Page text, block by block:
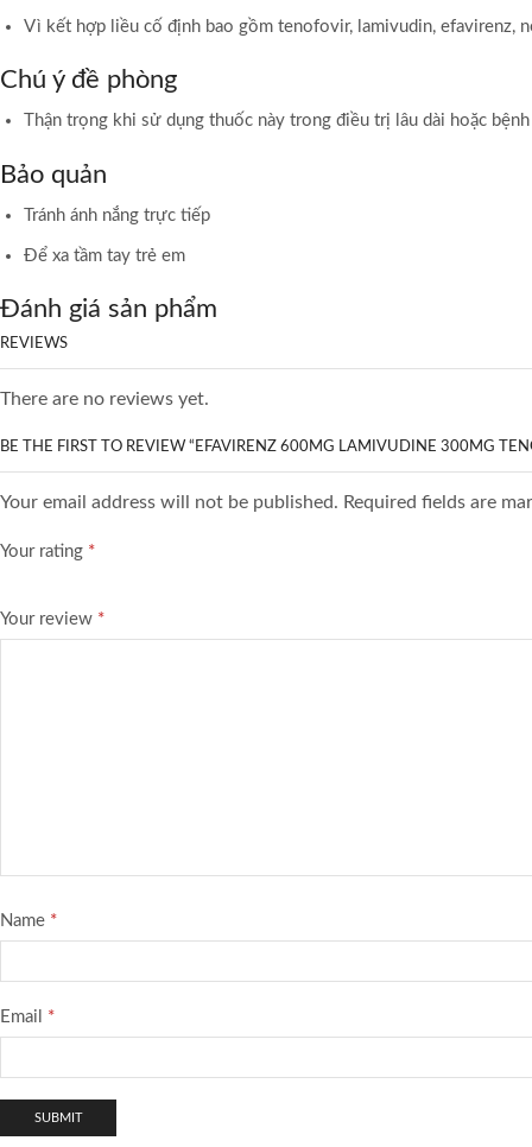
Vì kết hợp liều cố định bao gồm tenofovir, lamivudin, efavirenz,
Chú ý đề phòng
Thận trọng khi sử dụng thuốc này trong điều trị lâu dài hoặc
Bảo quản
Tránh ánh nắng trực tiếp
Để xa tầm tay trẻ em
Đánh giá sản phẩm
REVIEWS
There are no reviews yet.
BE THE FIRST TO REVIEW “EFAVIRENZ 600MG LAMIVUDINE 300MG
Your email address will not be published. Required fields are
Your rating *
Your review *
Name *
Email *